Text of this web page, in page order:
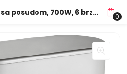
Gorenje Mikser sa posudom, 700W, 6 brzina, kuhinjski robot – MMC700W 0